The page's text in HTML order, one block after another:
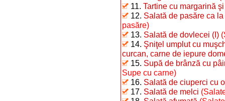
11. Tartine cu margarină
12. Salată de pasăre ca
pasăre)
13. Salată de dovlecei (I)
14. Şniţel umplut cu
curcan, carne de iepure
15. Supă de brânză cu
Supe cu carne)
16. Salată de ciuperci cu
17. Salată de melci